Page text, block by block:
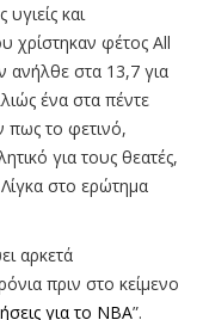
και
χρίστηκαν φέτος All
ανήλθε στα 13,7 για
ένα στα πέντε
πως το φετινό,
για τους θεατές,
στο ερώτημα
αρκετά
πριν στο κείμενο
για το ΝΒΑ”.